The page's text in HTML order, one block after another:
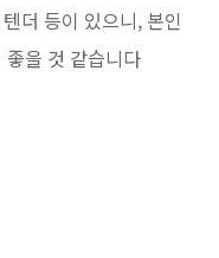
더 등이 있으니, 본인
을 것 같습니다